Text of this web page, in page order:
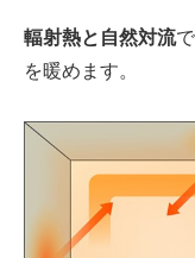
輻射熱と自然対流
を暖めます。